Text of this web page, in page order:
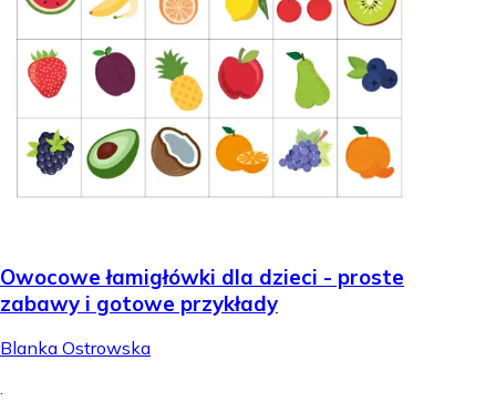
Owocowe łamigłówki dla dzieci - proste
zabawy i gotowe przykłady
Blanka Ostrowska
.